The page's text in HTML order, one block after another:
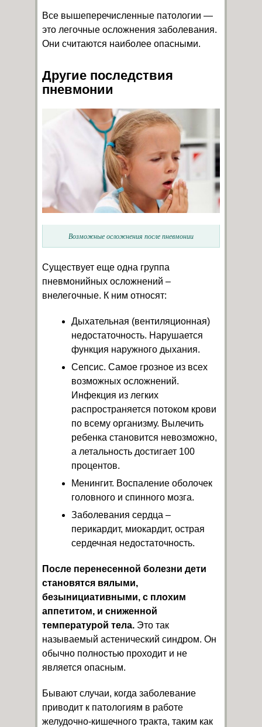
Все вышеперечисленные патологии —
это легочные осложнения заболевания.
Они считаются наиболее опасными.
Другие последствия
пневмонии
Возможные осложнения после пневмонии
Существует еще одна группа
пневмонийных осложнений –
внелегочные. К ним относят:
Дыхательная (вентиляционная)
недостаточность. Нарушается
функция наружного дыхания.
Сепсис. Самое грозное из всех
возможных осложнений.
Инфекция из легких
распространяется потоком крови
по всему организму. Вылечить
ребенка становится невозможно,
а летальность достигает 100
процентов.
Менингит. Воспаление оболочек
головного и спинного мозга.
Заболевания сердца –
перикардит, миокардит, острая
сердечная недостаточность.
После перенесенной болезни дети
становятся вялыми,
безынициативными, с плохим
аппетитом, и сниженной
температурой тела. Это так
называемый астенический синдром. Он
обычно полностью проходит и не
является опасным.
Бывают случаи, когда заболевание
приводит к патологиям в работе
желудочно-кишечного тракта, таким как